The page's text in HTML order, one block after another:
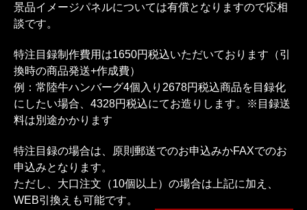
景品イメージパネルについては有償となりますので応相
談です。
特注目録制作費用は1650円税込いただいております（引
換時の商品発送+作成費）
例：常陸牛ハンバーグ4個入り2678円税込商品を目録化
にしたい場合、4328円税込にてお造りします。※目録送
料は別途かかります
特注目録の場合は、原則郵送でのお申込みかFAXでのお
申込みとなります。
ただし、大口注文（10個以上）の場合は上記に加え、
WEB引換えも可能です。